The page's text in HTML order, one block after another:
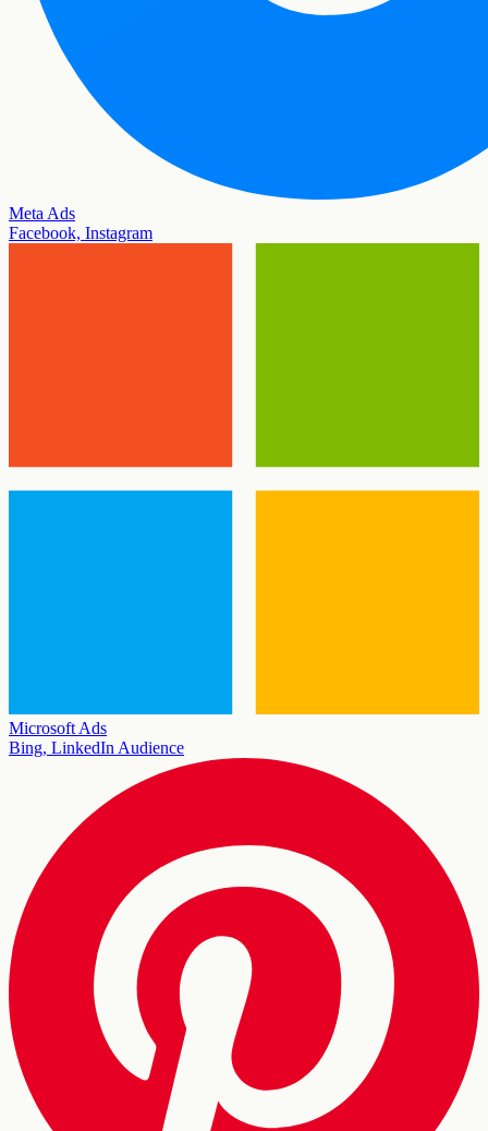
Meta Ads
Facebook, Instagram
Microsoft Ads
Bing, LinkedIn Audience